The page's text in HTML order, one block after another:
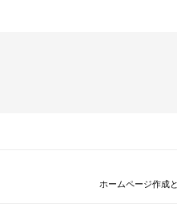
ホームページ作成